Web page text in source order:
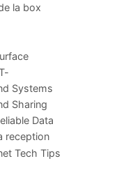
la box
Systems
Sharing
Data
reception
Tech Tips